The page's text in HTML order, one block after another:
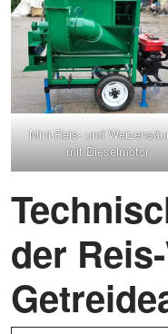
Mini-Reis- und
mit Dieselmotor
der